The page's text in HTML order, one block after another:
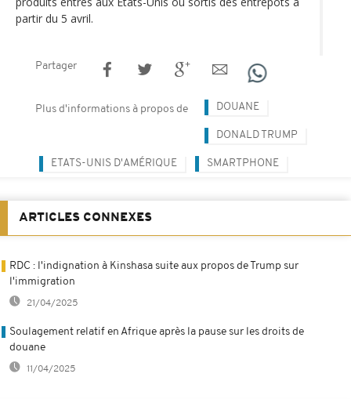
partir du 5 avril.
Partager
Plus d'informations à propos de DOUANE
DONALD TRUMP
ETATS-UNIS D'AMÉRIQUE SMARTPHONE
ARTICLES CONNEXES
RDC : l'indignation à Kinshasa suite aux propos de Trump sur
l'immigration
21/04/2025
Soulagement relatif en Afrique après la pause sur les droits de
douane
11/04/2025